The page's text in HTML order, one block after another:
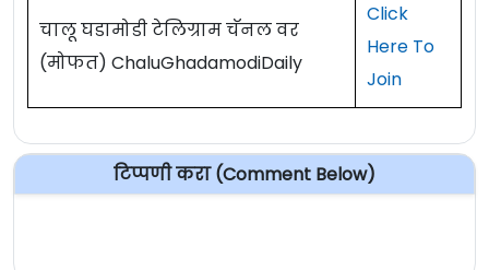
चालू घडामोडी टेलिग्राम चॅनल वर
(मोफत) ChaluGhadamodiDaily
Click
Here To
Join
टिप्पणी करा (Comment Below)